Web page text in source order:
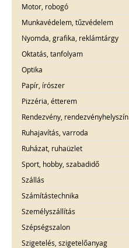
Motor, robogó
Munkavédelem, tűzvédelem
Nyomda, grafika, reklámtárgy
Oktatás, tanfolyam
Optika
Papír, írószer
Pizzéria, étterem
Rendezvény, rendezvényhelyszín
Ruhajavítás, varroda
Ruházat, ruhaüzlet
Sport, hobby, szabadidő
Szállás
Számítástechnika
Személyszállítás
Szépségszalon
Szigetelés, szigetelőanyag